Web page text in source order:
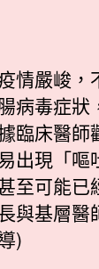
情嚴峻，
病毒症狀
臨床醫師
出現「
至可能已
與基層醫
)